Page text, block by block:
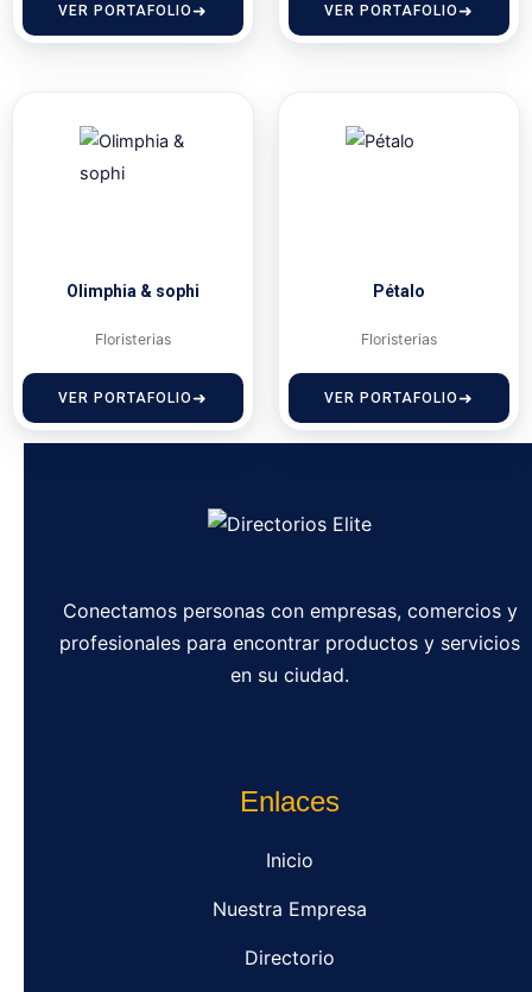
VER PORTAFOLIO VER PORTAFOLIO
Olimphia & sophi
Floristerias
VER PORTAFOLIO
Pétalo
Floristerias
VER PORTAFOLIO
Conectamos personas con empresas, comercios y
profesionales para encontrar productos y servicios
en su ciudad.
Enlaces
Inicio
Nuestra Empresa
Directorio